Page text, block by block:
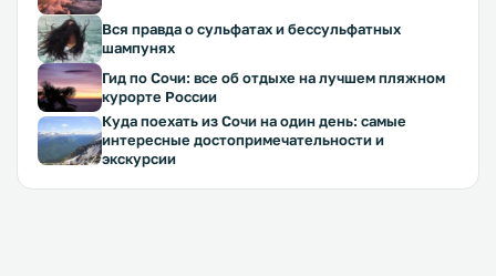
Вся правда о сульфатах и бессульфатных
шампунях
Гид по Сочи: все об отдыхе на лучшем пляжном
курорте России
Куда поехать из Сочи на один день: самые
интересные достопримечательности и
экскурсии